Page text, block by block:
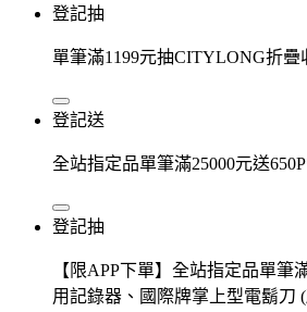
登記抽
單筆滿1199元抽CITYLONG折疊
登記送
全站指定品單筆滿25000元送
登記抽
【限APP下單】全站指定品單筆
用記錄器、國際牌掌上型電鬍刀